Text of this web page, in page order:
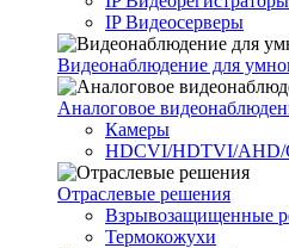
IP Видеосерверы
Видеонаблюдение для
Аналоговое
Камеры
HDCVI/HDTVI/AHD/
Отраслевые решения
Взрывозащищенные
Термокожухи